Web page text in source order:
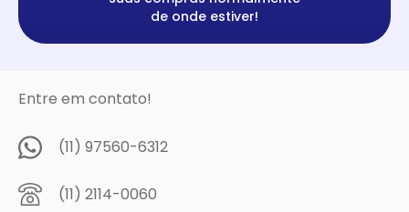
de onde estiver!
Entre em contato!
(11) 97560-6312
(11) 2114-0060